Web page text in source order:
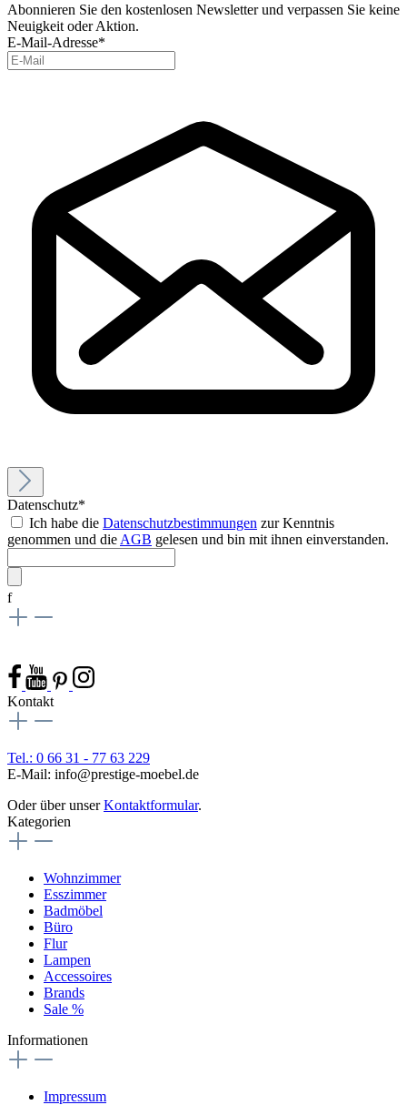
Abonnieren Sie den kostenlosen Newsletter und verpassen Sie keine
Neuigkeit oder Aktion.
E-Mail-Adresse*
Datenschutz*
Ich habe die Datenschutzbestimmungen zur Kenntnis
genommen und die AGB gelesen und bin mit ihnen einverstanden.
f
Kontakt
Tel.: 0 66 31 - 77 63 229
E-Mail: info@prestige-moebel.de
Oder über unserKontaktformular.
Kategorien
Wohnzimmer
Esszimmer
Badmöbel
Büro
Flur
Lampen
Accessoires
Brands
Sale %
Informationen
Impressum